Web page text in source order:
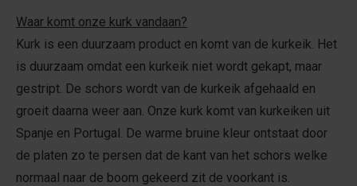
Waar komt onze kurk vandaan?
Kurk is een duurzaam product en komt van de kurkeik. Het
is duurzaam omdat een kurkeik niet wordt gekapt, maar
gestript. De schors wordt van de kurkeik afgehaald en
groeit daarna weer aan. Onze kurk komt van kurkeiken uit
Spanje en Portugal. De warme bruine kleur ontstaat door
de platen zo te persen dat de kant van het schors welke
normaal naar de boom gekeerd zit de voorkant is.